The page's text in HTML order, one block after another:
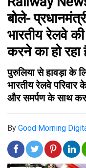
बोले-
भारतीय रेलवे
करने का हो रहा
पुरुलिया से हावड़ा के
भारतीय रेलवे
और समर्पण के साथ कर
By Good Morning